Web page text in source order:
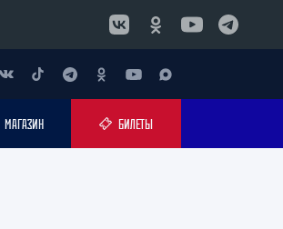
МАГАЗИН БИЛЕТЫ